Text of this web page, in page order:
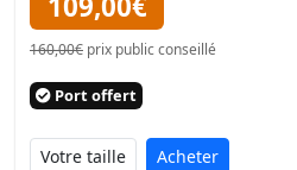
160,00€ prix public conseillé
Port offert
Acheter